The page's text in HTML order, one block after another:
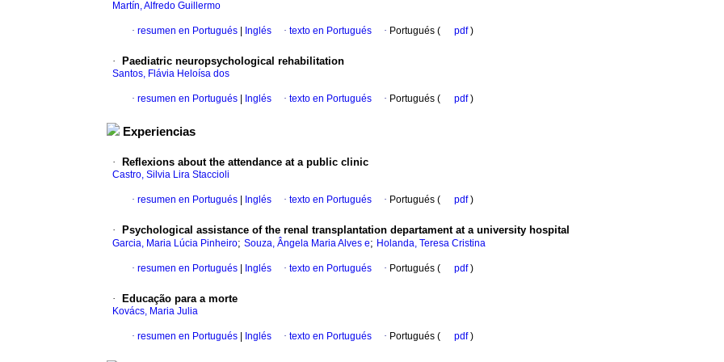
Martín, Alfredo Guillermo
· resumen en Portugués Inglés · texto en Portugués · Portugués ( pdf)
· Paediatric neuropsychological rehabilitation
Santos, Flávia Heloísa dos
· resumen en Portugués Inglés · texto en Portugués · Portugués ( pdf)
Experiencias
· Reflexions about the attendance at a public clinic
Castro, Silvia Lira Staccioli
· resumen en Portugués Inglés · texto en Portugués · Portugués ( pdf)
· Psychological assistance of the renal transplantation departament at a university hospital
Garcia, Maria Lúcia Pinheiro; Souza, Ângela Maria Alves e; Holanda, Teresa Cristina
· resumen en Portugués Inglés · texto en Portugués · Portugués ( pdf)
· Educação para a morte
Kovács, Maria Julia
· resumen en Portugués Inglés · texto en Portugués · Portugués ( pdf)